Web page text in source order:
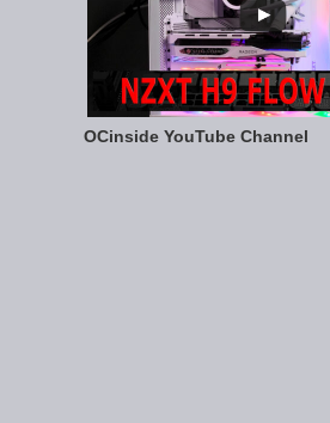
OCinside YouTube Channel